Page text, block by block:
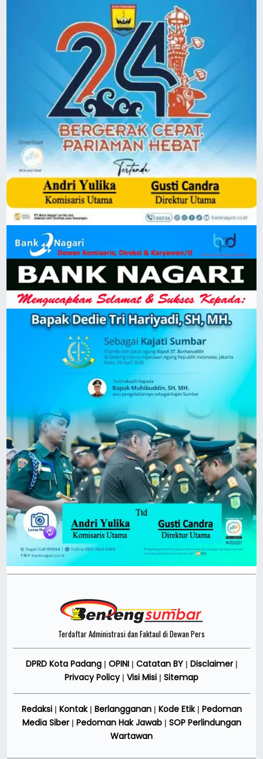
Terdaftar Administrasi dan Faktaul di Dewan Pers
DPRD Kota Padang| OPINI Catatan BY| Disclaimer|
Privacy Policy| Visi Misi Sitemap
Redaksi| Kontak| Berlangganan| Kode Etik| Pedoman
Media Siber| Pedoman Hak Jawab| SOP Perlindungan
Wartawan